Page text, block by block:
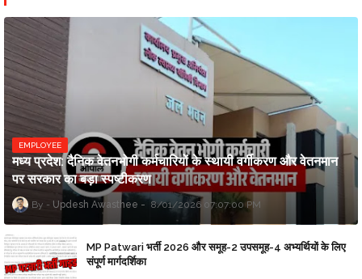
EMPLOYEE
मध्य प्रदेश: दैनिक वेतनभोगी कर्मचारियों के स्थायी वर्गीकरण और वेतनमान
पर सरकार का बड़ा स्पष्टीकरण
Updesh Awasthee 8/01/2026 07:07:00 PM
MP Patwari भर्ती 2026 और समूह-2 उपसमूह-4 अभ्यर्थियों के लिए
संपूर्ण मार्गदर्शिका